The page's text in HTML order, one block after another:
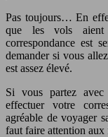
Pas toujours… En
que les vols aient
correspondance est
demander si vous
est assez élevé.
Si vous partez
effectuer votre
agréable de voyager
faut faire attention aux